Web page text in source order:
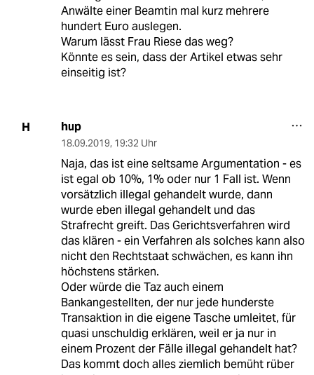
Anwälte einer Beamtin mal kurz mehrere
hundert Euro auslegen.
Warum lässt Frau Riese das weg?
Könnte es sein, dass der Artikel etwas sehr
einseitig ist?
H hup
18.09.2019, 19:32 Uhr
Naja, das ist eine seltsame Argumentation - es
ist egal ob 10%, 1% oder nur 1 Fall ist. Wenn
vorsätzlich illegal gehandelt wurde, dann
wurde eben illegal gehandelt und das
Strafrecht greift. Das Gerichtsverfahren wird
das klären - ein Verfahren als solches kann also
nicht den Rechtstaat schwächen, es kann ihn
höchstens stärken.
Oder würde die Taz auch einem
Bankangestellten, der nur jede hunderste
Transaktion in die eigene Tasche umleitet, für
quasi unschuldig erklären, weil er ja nur in
einem Prozent der Fälle illegal gehandelt hat?
Das kommt doch alles ziemlich bemüht rüber